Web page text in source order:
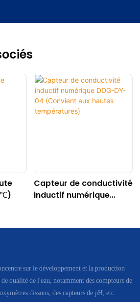
Capteur de conductivité
inductif numérique
températures)
sur le développement et la production
qualité de l'eau, notamment des compteurs de
dissous, des capteurs de pH, etc.